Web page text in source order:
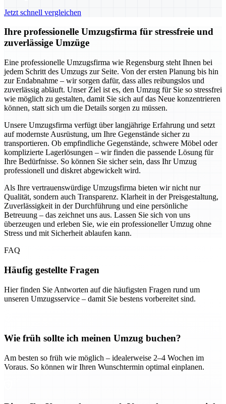
Jetzt schnell vergleichen
Ihre professionelle Umzugsfirma für stressfreie und
zuverlässige Umzüge
Eine professionelle Umzugsfirma wie Regensburg steht Ihnen bei
jedem Schritt des Umzugs zur Seite. Von der ersten Planung bis hin
zur Endabnahme – wir sorgen dafür, dass alles reibungslos und
zuverlässig abläuft. Unser Ziel ist es, den Umzug für Sie so stressfrei
wie möglich zu gestalten, damit Sie sich auf das Neue konzentrieren
können, statt sich um die Details sorgen zu müssen.
Unsere Umzugsfirma verfügt über langjährige Erfahrung und setzt
auf modernste Ausrüstung, um Ihre Gegenstände sicher zu
transportieren. Ob empfindliche Gegenstände, schwere Möbel oder
komplizierte Lagerlösungen – wir finden die passende Lösung für
Ihre Bedürfnisse. So können Sie sicher sein, dass Ihr Umzug
professionell und diskret abgewickelt wird.
Als Ihre vertrauenswürdige Umzugsfirma bieten wir nicht nur
Qualität, sondern auch Transparenz. Klarheit in der Preisgestaltung,
Zuverlässigkeit in der Durchführung und eine persönliche
Betreuung – das zeichnet uns aus. Lassen Sie sich von uns
überzeugen und erleben Sie, wie ein professioneller Umzug ohne
Stress und mit Sicherheit ablaufen kann.
FAQ
Häufig gestellte Fragen
Hier finden Sie Antworten auf die häufigsten Fragen rund um
unseren Umzugsservice – damit Sie bestens vorbereitet sind.
Wie früh sollte ich meinen Umzug buchen?
Am besten so früh wie möglich – idealerweise 2–4 Wochen im
Voraus. So können wir Ihren Wunschtermin optimal einplanen.